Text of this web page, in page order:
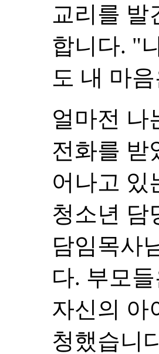
교리를 발
합니다. "
도 내 마
얼마전 나
전화를 받
어나고 있
청소년 담
담임목사
다. 부모
자신의 아
청했습니